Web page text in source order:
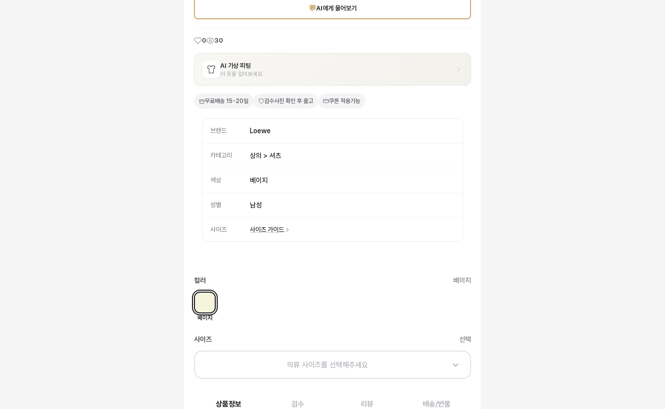
💬AI에게 물어보기
0 30
AI 가상 피팅
이 옷을 입어보세요
무료배송 15-20일 검수사진 확인 후 출고 쿠폰 적용가능
브랜드 Loewe
카테고리 상의 > 셔츠
색상 베이지
성별 남성
사이즈 사이즈 가이드
컬러 베이지
베이지
사이즈 선택
의류 사이즈를 선택해주세요
상품정보 검수 리뷰 배송/반품